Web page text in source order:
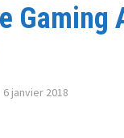
Gaming
6 janvier 2018